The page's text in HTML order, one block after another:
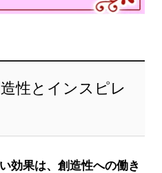
性とインスピレ
効果は、創造性への働き